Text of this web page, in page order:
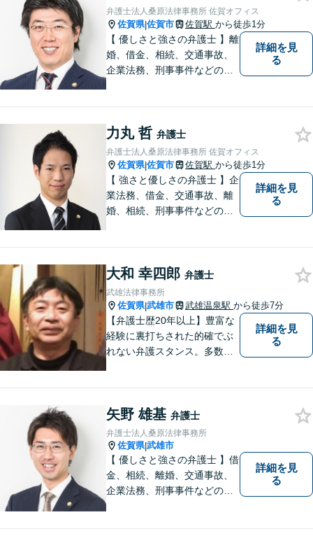
弁護士法人桑原法律事務所 佐賀オフィス
佐賀県|佐賀市 佐賀駅 から徒歩1分
【 優しさと強さの弁護士 】離
婚、借金、相続、交通事故、
企業法務、刑事事件などのご
なリーガルサービスを提供い
たします。
詳細を見
る
力丸 哲 弁護士
弁護士法人桑原法律事務所 佐賀オフィス
佐賀県|佐賀市 佐賀駅 から徒歩1分
【 強さと優しさの弁護士 】企
業法務、借金、交通事故、離
婚、相続、刑事事件などのご
なリーガルサービスを提供い
たします。
詳細を見
る
大和 幸四郎 弁護士
武雄法律事務所
佐賀県|武雄市 武雄温泉駅 から徒歩7分
【弁護士歴20年以上】豊富な
経験に裏打ちされた的確でぶ
れない弁護スタンス。多数の
法書士などとも連携しワンス
トップで解決。難事件には他
弁護士と協力も。元調停委
員。
詳細を見
る
矢野 雄基 弁護士
弁護士法人桑原法律事務所
佐賀県|武雄市
【 優しさと強さの弁護士 】借
金、相続、離婚、交通事故、
企業法務、刑事事件などのご
詳細を見
る